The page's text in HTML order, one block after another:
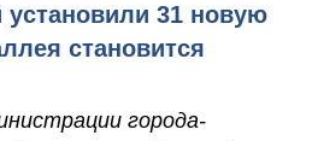
установили 31 новую
становится
города-